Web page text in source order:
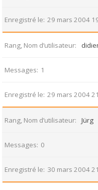
Enregistré le 29 mars 2004
Rang, Nom d’utilisateur
Messages 1
Enregistré le 29 mars 2004
Rang, Nom d’utilisateur Jürg
Messages 0
Enregistré le 30 mars 2004